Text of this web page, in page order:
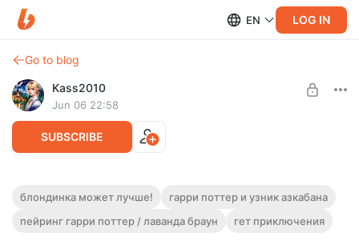
EN LOG IN
Go to blog
Kass2010
Jun 06 22:58
SUBSCRIBE
Глава 18. Предварительные меры
Сириус готовит Блэк-Хаус для встречи с Амелией Боунс. Та
Level required:
блондинка может лучше!
гарри поттер и узник азкабана
пейринг гарри поттер / лаванда браун
гет приключения